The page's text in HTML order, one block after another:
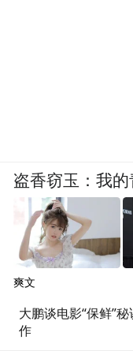
着观众意识创
盗香窃玉：我
爽文